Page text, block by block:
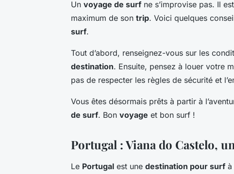
Un voyage de surf ne s’improvise pas. Il
maximum de son trip. Voici quelques
surf.
Tout d’abord, renseignez-vous sur les
destination. Ensuite, pensez à louer votre
pas de respecter les règles de sécurité et
Vous êtes désormais prêts à partir à
de surf. Bon voyage et bon surf !
Portugal : Viana do Castelo,
Le Portugal est une destination pour surf à